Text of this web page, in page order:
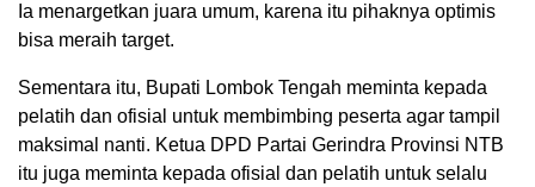
Ia menargetkan juara umum, karena itu pihaknya optimis
bisa meraih target.
Sementara itu, Bupati Lombok Tengah meminta kepada
pelatih dan ofisial untuk membimbing peserta agar tampil
maksimal nanti. Ketua DPD Partai Gerindra Provinsi NTB
itu juga meminta kepada ofisial dan pelatih untuk selalu